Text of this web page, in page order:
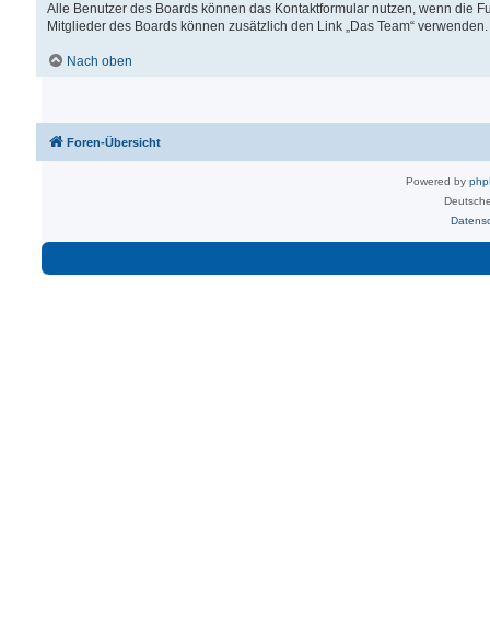
Alle Benutzer des Boards können das Kontaktformular nutzen, wenn die
Mitglieder des Boards können zusätzlich den Link „Das Team“ verwenden.
Nach oben
Foren-Übersicht
Powered by